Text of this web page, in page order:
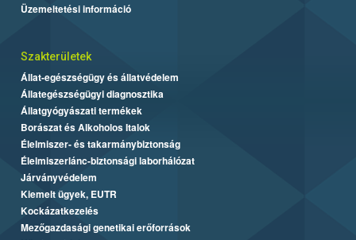
Üzemeltetési információ
Szakterületek
Állat-egészségügy és állatvédelem
Állategészségügyi diagnosztika
Állatgyógyászati termékek
Borászat és Alkoholos Italok
Élelmiszer- és takarmánybiztonság
Élelmiszerlánc-biztonsági laborhálózat
Járványvédelem
Kiemelt ügyek, EUTR
Kockázatkezelés
Mezőgazdasági genetikai erőforrások